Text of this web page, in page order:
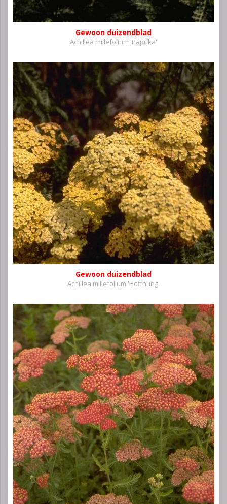
Gewoon duizendblad
Achillea millefolium 'Paprika'
Gewoon duizendblad
Achillea millefolium 'Hoffnung'